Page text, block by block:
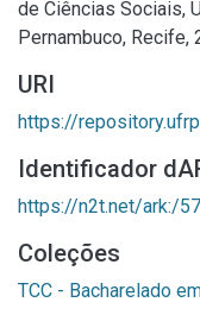
de Ciências Sociais,
Pernambuco, Recife,
URI
https://
Identificador
https://n2t.net/ark:/
Coleções
TCC - Bacharelado